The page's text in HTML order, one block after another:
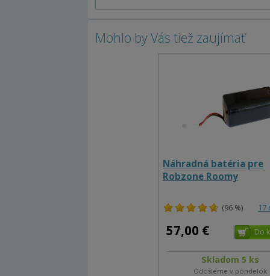
Mohlo by Vás tiež zaujímať
Náhradná batéria pre
Robzone Roomy
(96 %) 17
57,00 €
Skladom 5 ks
Odošleme v pondelok